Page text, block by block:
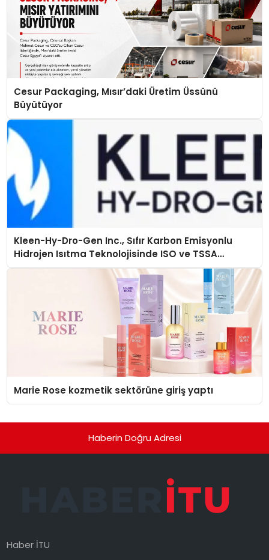
Cesur Packaging, Mısır’daki Üretim Üssünü
Büyütüyor
Kleen-Hy-Dro-Gen Inc., Sıfır Karbon Emisyonlu
Hidrojen Isıtma Teknolojisinde ISO ve TSSA
Düzenleyici Onaylarını Aldı
Marie Rose kozmetik sektörüne giriş yaptı
Haberin Doğru Adresi
Haber İTU